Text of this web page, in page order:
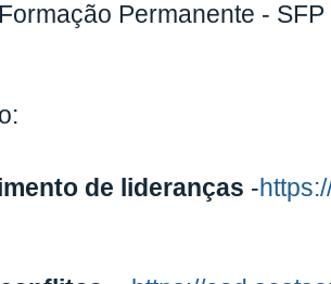
Permanente -
de lideranças -